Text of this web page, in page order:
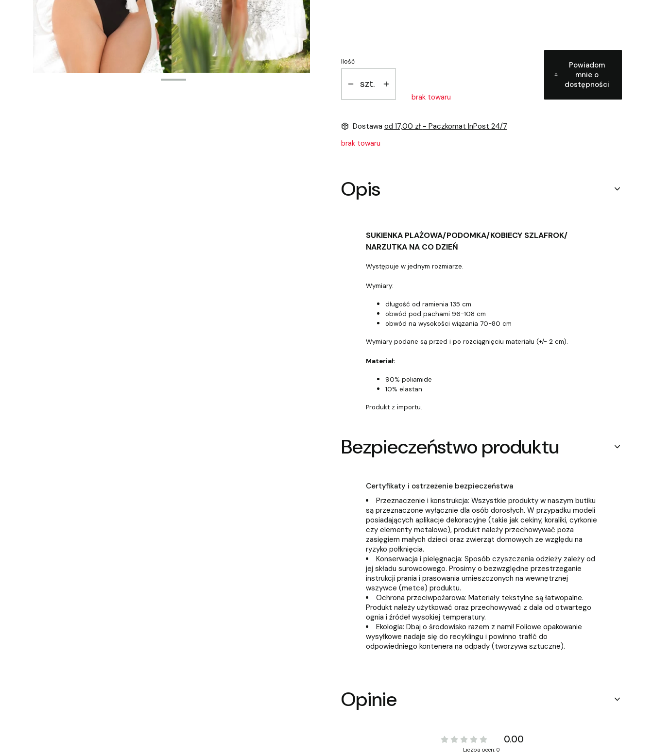
Ilość
szt.
brak towaru
Powiadom
mnie o
dostępności
Dostawa od 17,00 zł - Paczkomat InPost 24/7
brak towaru
Opis
SUKIENKA PLAŻOWA/PODOMKA/KOBIECY SZLAFROK/
NARZUTKA NA CO DZIEŃ
Występuje w jednym rozmiarze.
Wymiary:
długość od ramienia 135 cm
obwód pod pachami 96-108 cm
obwód na wysokości wiązania 70-80 cm
Wymiary podane są przed i po rozciągnięciu materiału (+/- 2 cm).
Materiał:
90% poliamide
10% elastan
Produkt z importu.
Bezpieczeństwo produktu
Certyfikaty i ostrzeżenie bezpieczeństwa
Przeznaczenie i konstrukcja: Wszystkie produkty w naszym butiku
są przeznaczone wyłącznie dla osób dorosłych. W przypadku modeli
posiadających aplikacje dekoracyjne (takie jak cekiny, koraliki, cyrkonie
czy elementy metalowe), produkt należy przechowywać poza
zasięgiem małych dzieci oraz zwierząt domowych ze względu na
ryzyko połknięcia.
Konserwacja i pielęgnacja: Sposób czyszczenia odzieży zależy od
jej składu surowcowego. Prosimy o bezwzględne przestrzeganie
instrukcji prania i prasowania umieszczonych na wewnętrznej
wszywce (metce) produktu.
Ochrona przeciwpożarowa: Materiały tekstylne są łatwopalne.
Produkt należy użytkować oraz przechowywać z dala od otwartego
ognia i źródeł wysokiej temperatury.
Ekologia: Dbaj o środowisko razem z nami! Foliowe opakowanie
wysyłkowe nadaje się do recyklingu i powinno trafić do
odpowiedniego kontenera na odpady (tworzywa sztuczne).
Opinie
0.00
Liczba ocen: 0